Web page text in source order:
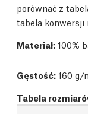
porównać z
tabela konwersji
Materiał: 100%
Gęstość: 160 g/
Tabela